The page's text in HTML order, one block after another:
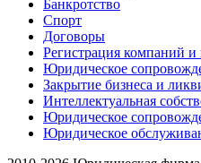
Банкротство
Спорт
Договоры
Регистрация компаний и
Юридическое
Закрытие бизнеса и
Интеллектуальная
Юридическое
Юридическое